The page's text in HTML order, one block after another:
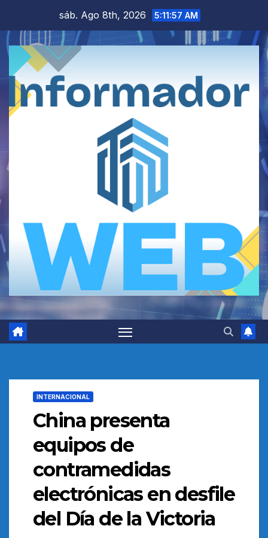
contenido
sáb. Ago 8th, 2026 5:11:58 AM
INTERNACIONAL
China presenta
equipos de
contramedidas
electrónicas en desfile
del Día de la Victoria